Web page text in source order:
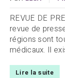
REVUE DE
revue de
régions sont
médicaux. Il
Lire la suite